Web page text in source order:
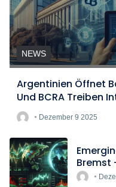
NEWS
Argentinien Öffnet
Und BCRA Treiben
Dezember 9 2025
Bremst